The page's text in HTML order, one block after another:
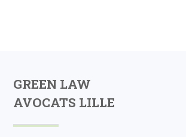
GREEN LAW
AVOCATS LILLE